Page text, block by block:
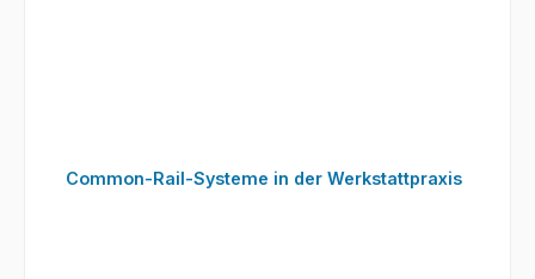
Common-Rail-Systeme in der Werkstattpraxis